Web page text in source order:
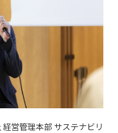
営管理本部 サステナビリ